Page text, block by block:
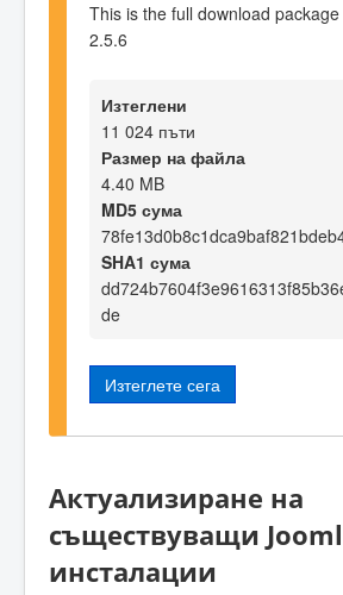
This is the full download
2.5.6
Изтеглени
11 024 пъти
Размер на файла
4.40 MB
MD5 сума
SHA1 сума
de
Изтеглете сега
Актуализиране на
съществуващи
инсталации